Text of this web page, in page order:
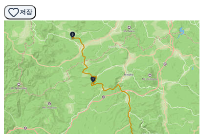
저장